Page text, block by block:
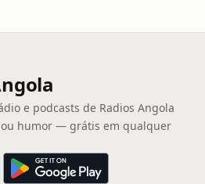
e podcasts de Radios Angola
humor — grátis em qualquer